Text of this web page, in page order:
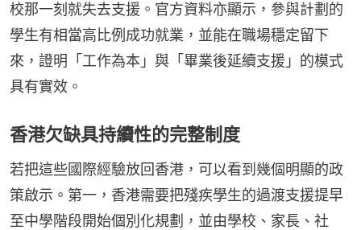
校那一刻就失去支援。官方資料亦顯示，參與計劃的
學生有相當高比例成功就業，並能在職場穩定留下
來，證明「工作為本」與「畢業後延續支援」的模式
具有實效。
香港欠缺具持續性的完整制度
若把這些國際經驗放回香港，可以看到幾個明顯的政
策啟示。第一，香港需要把殘疾學生的過渡支援提早
至中學階段開始個別化規劃，並由學校、家長、社